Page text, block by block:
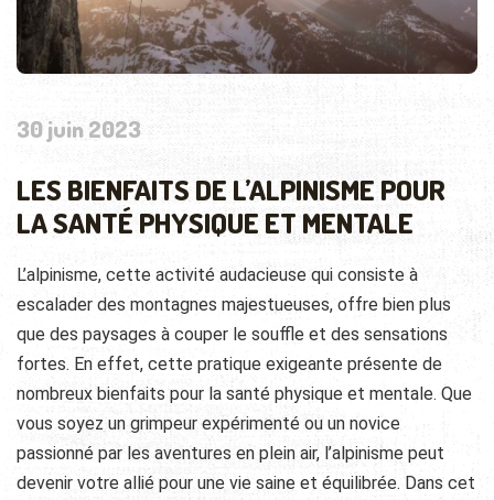
30 juin 2023
LES BIENFAITS DE L’ALPINISME POUR
LA SANTÉ PHYSIQUE ET MENTALE
L’alpinisme, cette activité audacieuse qui consiste à
escalader des montagnes majestueuses, offre bien plus
que des paysages à couper le souffle et des sensations
fortes. En effet, cette pratique exigeante présente de
nombreux bienfaits pour la santé physique et mentale. Que
vous soyez un grimpeur expérimenté ou un novice
passionné par les aventures en plein air, l’alpinisme peut
devenir votre allié pour une vie saine et équilibrée. Dans cet